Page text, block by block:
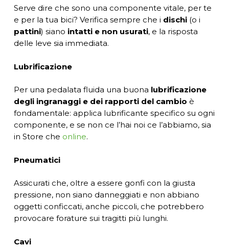
Serve dire che sono una componente vitale, per te
e per la tua bici? Verifica sempre che i dischi(o i
pattini) siano intatti e non usurati, e la risposta
delle leve sia immediata.
Lubrificazione
Per una pedalata fluida una buona lubrificazione
degli ingranaggi e dei rapporti del cambio è
fondamentale: applica lubrificante specifico su ogni
componente, e se non ce l’hai noi ce l’abbiamo, sia
in Store che online.
Pneumatici
Assicurati che, oltre a essere gonfi con la giusta
pressione, non siano danneggiati e non abbiano
oggetti conficcati, anche piccoli, che potrebbero
provocare forature sui tragitti più lunghi.
Cavi